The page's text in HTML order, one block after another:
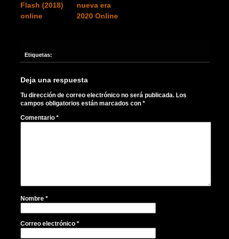
Flash (2018)
online
nueva era
2020 Online
Etiquetas:
Deja una respuesta
Tu dirección de correo electrónico no será publicada. Los
campos obligatorios están marcados con *
Comentario *
Nombre *
Correo electrónico *